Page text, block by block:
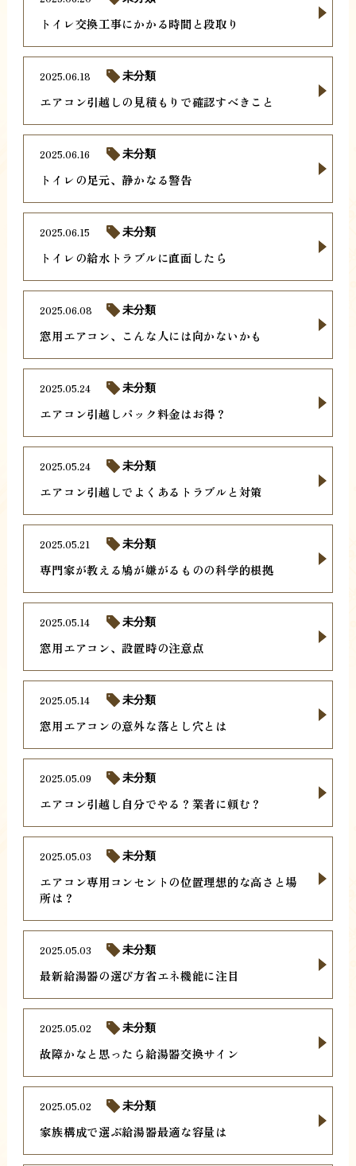
トイレ交換工事にかかる時間と段取り
エアコン引越しの見積もりで確認すべきこと
2025.06.18 未分類
トイレの足元、静かなる警告
2025.06.16 未分類
トイレの給水トラブルに直面したら
2025.06.15 未分類
窓用エアコン、こんな人には向かないかも
2025.06.08 未分類
エアコン引越しパック料金はお得？
2025.05.24 未分類
エアコン引越しでよくあるトラブルと対策
2025.05.24 未分類
専門家が教える鳩が嫌がるものの科学的根拠
2025.05.21 未分類
窓用エアコン、設置時の注意点
2025.05.14 未分類
窓用エアコンの意外な落とし穴とは
2025.05.14 未分類
エアコン引越し自分でやる？業者に頼む？
2025.05.09 未分類
エアコン専用コンセントの位置理想的な高さと場
所は？
2025.05.03 未分類
最新給湯器の選び方省エネ機能に注目
2025.05.03 未分類
故障かなと思ったら給湯器交換サイン
2025.05.02 未分類
家族構成で選ぶ給湯器最適な容量は
2025.05.02 未分類